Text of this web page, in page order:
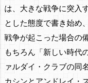
は、大きな戦争に突入
とした態度で書き始め
戦争が起こった場合の
もちろん「新しい時代
ァルダイ・クラブの同